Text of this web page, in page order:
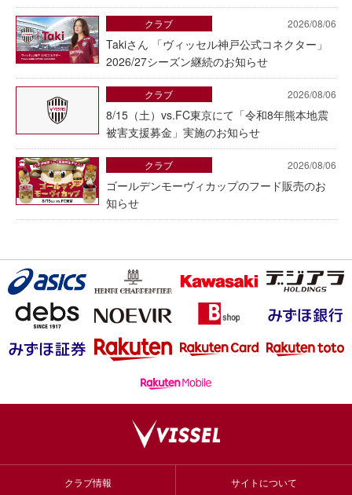
2026/08/06
Takiさん 「ヴィッセル神戸公式コネクター」
2026/27シーズン継続のお知らせ
クラブ
2026/08/06
8/15（土）vs.FC東京にて「令和8年熊本地震
被害支援募金」実施のお知らせ
クラブ
2026/08/06
ゴールデンモーヴィカップのフード販売のお
知らせ
クラブ
クラブ情報 サイトについて